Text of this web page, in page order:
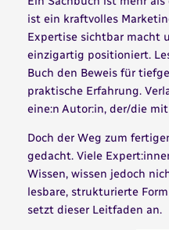
ist ein kraftvolles
Expertise sichtbar macht
einzigartig positioniert.
Buch den Beweis für
praktische Erfahrung.
eine:n Autor:in, der/die
Doch der Weg zum
gedacht. Viele
Wissen, wissen jedoch
lesbare, strukturierte
setzt dieser Leitfaden an.